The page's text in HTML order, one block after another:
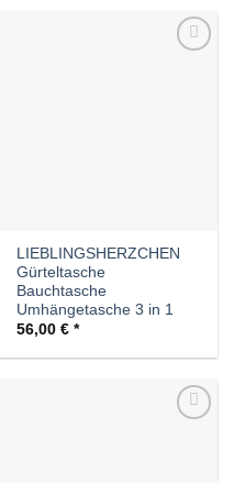
LIEBLINGSHERZCHEN
Gürteltasche
Bauchtasche
Umhängetasche 3 in 1
56,00€